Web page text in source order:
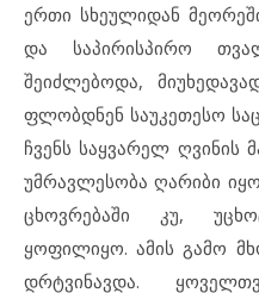
ერთი სხეულიდან
და საპირისპირო
შეიძლებოდა,
ფლობდნენ საუკეთესო
ჩვენს საყვარელ ღვინის
უმრავლესობა ღარიბი
ცხოვრებაში კუ,
ყოფილიყო. ამის გამო
დრტვინავდა.